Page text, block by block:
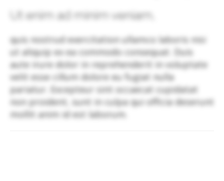
Ut enim ad minim veniam,
quis nostrud exercitation ullamco laboris nisi
ut aliquip ex ea commodo consequat. Duis
aute irure dolor in reprehenderit in voluptate
velit esse cillum dolore eu fugiat nulla
pariatur. Excepteur sint occaecat cupidatat
non proident, sunt in culpa qui officia deserunt
mollit anim id est laborum.